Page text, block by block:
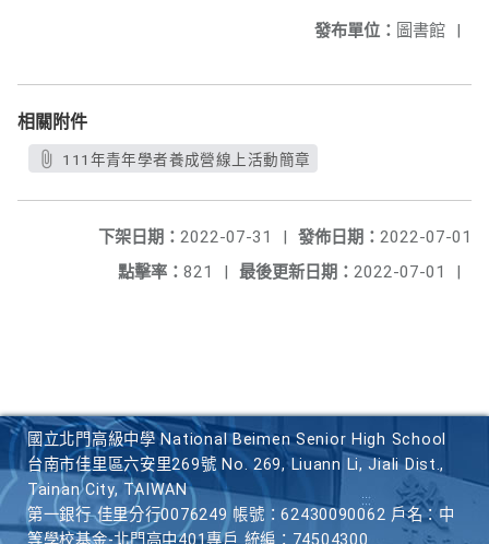
發布單位： 圖書館 |
相關附件
111年青年學者養成營線上活動簡章
發佈日期： 2022-07-01
下架日期： 2022-07-31
|
最後更新日期： 2022-07-01 |
點擊率： 821 |
國立北門高級中學 National Beimen Senior High School
台南市佳里區六安里269號 No. 269, Liuann Li, Jiali Dist.,
Tainan City, TAIWAN
第一銀行 佳里分行0076249 帳號：62430090062 戶名：中
等學校基金-北門高中401專戶 統編：74504300